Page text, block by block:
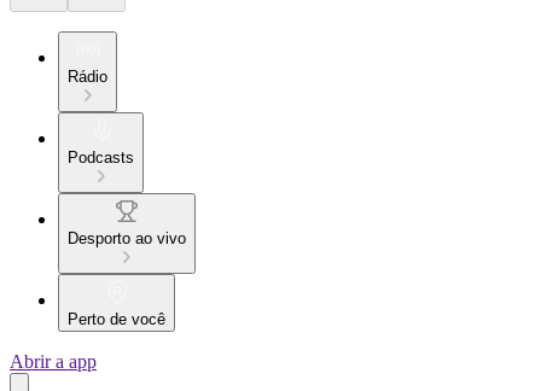
Rádio
Podcasts
Desporto ao vivo
Perto de você
Abrir a app